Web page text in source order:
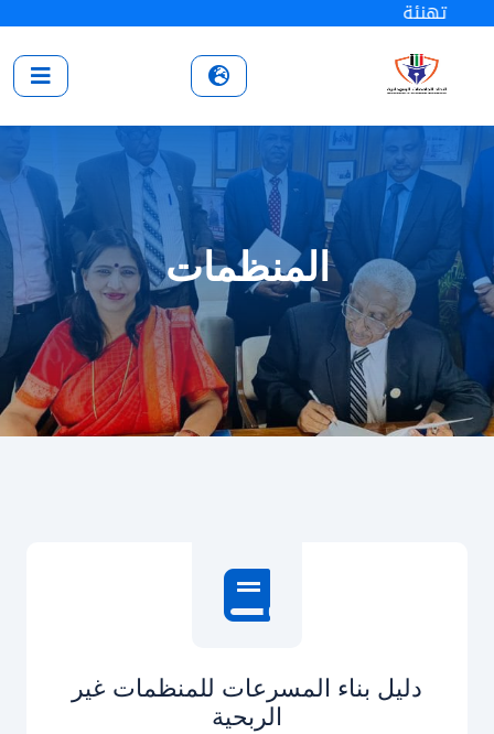
تهنئة
المنظمات
دليل بناء المسرعات للمنظمات غير
الربحية